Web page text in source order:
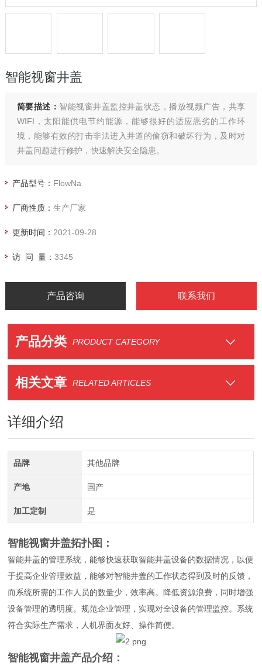
智能视窗井盖
简要描述： 智能视窗井盖监控井盖状态，播放视频广告，共享
WIFI，太阳能供电节约能源，能够很好的适应恶劣的工作环
境，能够有效的打击非法进入井道的偷窃和破坏行为，及时对
井盖问题进行修护，快速解决安全隐患。
产品型号： FlowNa
厂商性质： 生产厂家
更新时间： 2021-09-28
访 问 量： 3345
产品咨询 联系我们
产品分类 PRODUCT CATEGORY
相关文章 RELATED ARTICLES
详细介绍
品牌 其他品牌
产地 国产
加工定制 是
智能视窗井盖拓扑图：
智能井盖的管理系统，能够快速获取智能井盖设备的数据情况，以便
于提高企业管理效益，能够对智能井盖的工作状态得到及时的反馈，
而系统所需的工作人员的数量少，效率高。降低资源浪费，同时增强
设备管理的透明度。规范企业管理，实现对全设备的管理监控。系统
符合实际生产需求，人机界面友好、操作简便。
智能视窗井盖产品介绍：